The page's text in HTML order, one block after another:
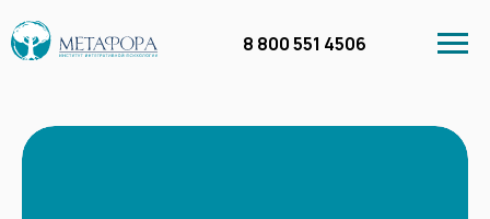
8 800 551 4506